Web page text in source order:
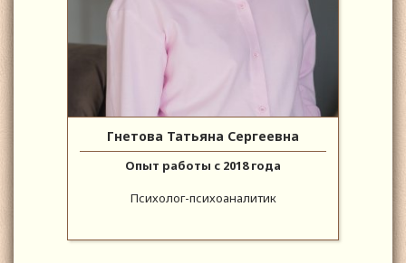
Гнетова Татьяна Сергеевна
Опыт работы с 2018 года
Психолог-психоаналитик